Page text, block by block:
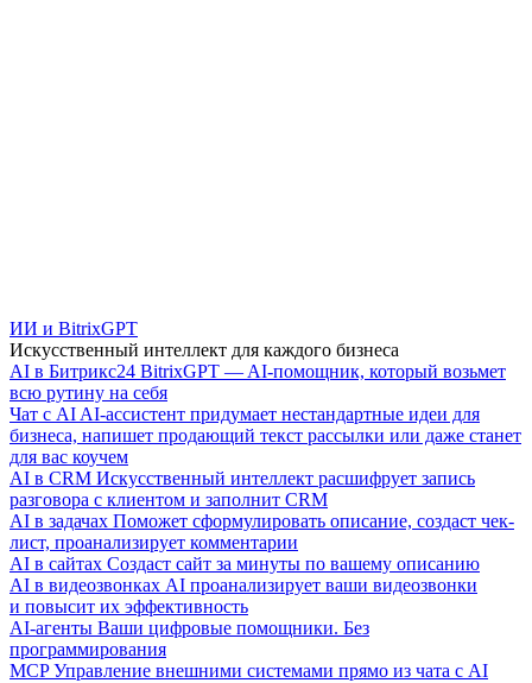
ИИ и BitrixGPT
Искусственный интеллект для каждого бизнеса
AI в Битрикс24 BitrixGPT — AI-помощник, который возьмет
всю рутину на себя
Чат с AI AI-ассистент придумает нестандартные идеи для
бизнеса, напишет продающий текст рассылки или даже станет
для вас коучем
AI в CRM Искусственный интеллект расшифрует запись
разговора с клиентом и заполнит CRM
AI в задачах Поможет сформулировать описание, создаст чек-
лист, проанализирует комментарии
AI в сайтах Создаст сайт за минуты по вашему описанию
AI в видеозвонках AI проанализирует ваши видеозвонки
и повысит их эффективность
AI-агенты Ваши цифровые помощники. Без
программирования
MCP Управление внешними системами прямо из чата с AI